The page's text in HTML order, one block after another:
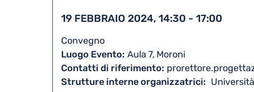
19 FEBBRAIO 2024, 14:30 - 17:00
Convegno
Luogo Evento Aula 7, Moroni
Contatti di riferimento
Strutture interne organizzatrici